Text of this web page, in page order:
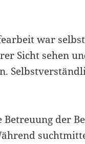
war
Sicht sehen
Betreuung der